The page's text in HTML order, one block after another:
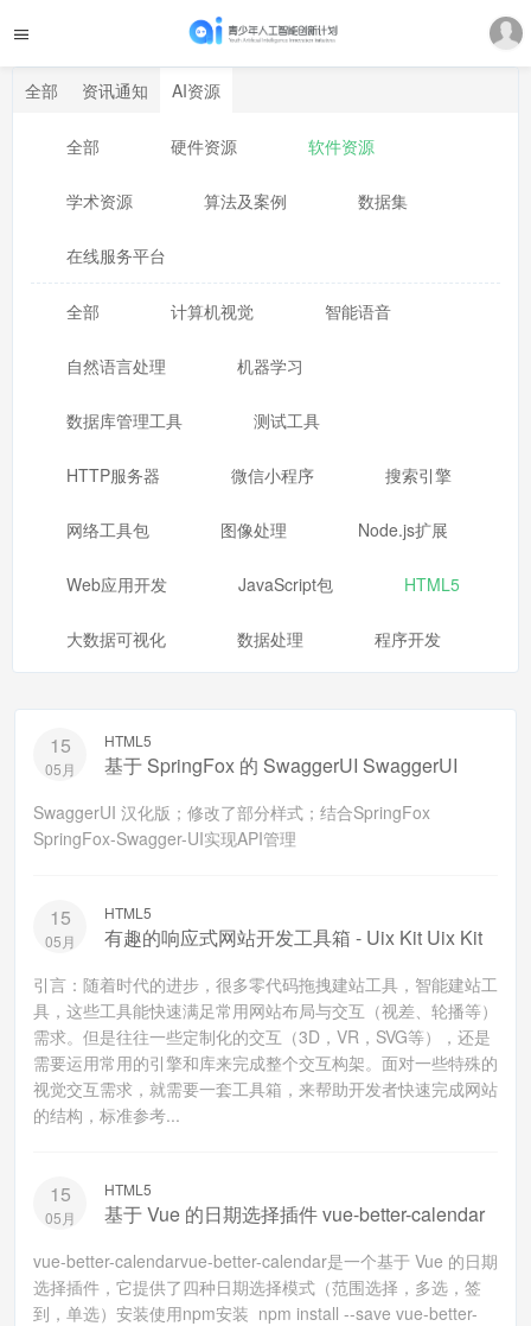
全部 资讯通知 AI资源
全部 硬件资源 软件资源
学术资源 算法及案例 数据集
在线服务平台
全部 计算机视觉 智能语音
自然语言处理 机器学习
数据库管理工具 测试工具
HTTP服务器 微信小程序 搜索引擎
网络工具包 图像处理 Node.js扩展
Web应用开发 JavaScript包 HTML5
大数据可视化 数据处理 程序开发
15
05月
HTML5
基于 SpringFox 的 SwaggerUI SwaggerUI
SwaggerUI 汉化版；修改了部分样式；结合SpringFox
SpringFox-Swagger-UI实现API管理
15
05月
HTML5
有趣的响应式网站开发工具箱 - Uix Kit Uix Kit
引言：随着时代的进步，很多零代码拖拽建站工具，智能建站工
具，这些工具能快速满足常用网站布局与交互（视差、轮播等）
需求。但是往往一些定制化的交互（3D，VR，SVG等），还是
需要运用常用的引擎和库来完成整个交互构架。面对一些特殊的
视觉交互需求，就需要一套工具箱，来帮助开发者快速完成网站
的结构，标准参考...
15
05月
HTML5
基于 Vue 的日期选择插件 vue-better-calendar
vue-better-calendarvue-better-calendar是一个基于 Vue 的日期
选择插件，它提供了四种日期选择模式（范围选择，多选，签
到，单选）安装使用npm安装 npm install --save vue-better-